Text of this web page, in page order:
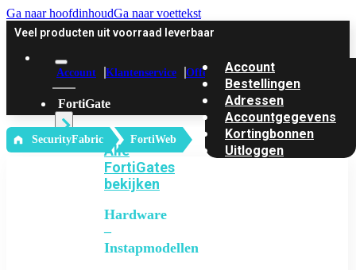
Ga naar hoofdinhoudGa naar voettekst
Veel producten uit voorraad leverbaar
Account Klantenservice Offerte
FortiGate
Alle
FortiGates
bekijken
Hardware
–
Instapmodellen
Account
Bestellingen
Adressen
Accountgegevens
Kortingbonnen
Uitloggen
‎ SecurityFabric FortiWeb